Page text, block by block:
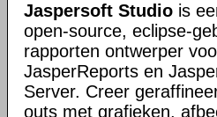
Jaspersoft Studio is
open-source, eclipse-
rapporten ontwerper
JasperReports en
Server. Creer
outs met grafieken,